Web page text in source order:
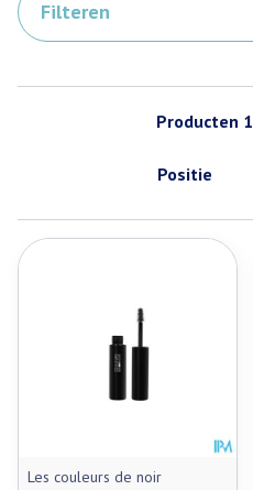
Filteren
Producten 1
Sorteer op:
Les couleurs de noir